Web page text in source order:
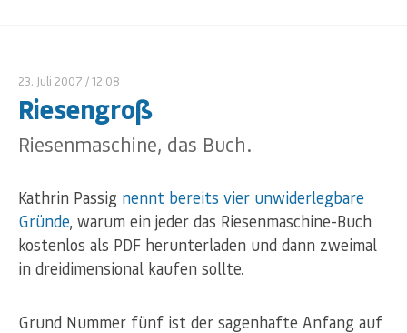
23. Juli 2007 / 12:08
Riesengroß
Riesenmaschine, das Buch.
Kathrin Passig nennt bereits vier unwiderlegbare
Gründe, warum ein jeder das Riesenmaschine-Buch
kostenlos als PDF herunterladen und dann zweimal
in dreidimensional kaufen sollte.
Grund Nummer fünf ist der sagenhafte Anfang auf